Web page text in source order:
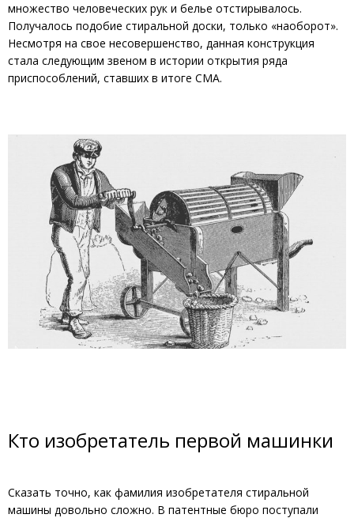
множество человеческих рук и белье отстирывалось.
Получалось подобие стиральной доски, только «наоборот».
Несмотря на свое несовершенство, данная конструкция
стала следующим звеном в истории открытия ряда
приспособлений, ставших в итоге СМА.
Кто изобретатель первой машинки
Сказать точно, как фамилия изобретателя стиральной
машины довольно сложно. В патентные бюро поступали